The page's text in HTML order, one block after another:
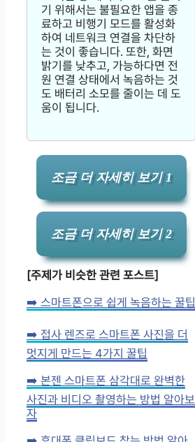
기 위해서는 불필요한 앱을 종
료하고 비행기 모드를 활성화
하여 네트워크 연결을 차단하
는 것이 좋습니다. 또한, 화면
밝기를 낮추고, 가능하다면 전
원 연결 상태에서 녹음하는 것
도 배터리 소모를 줄이는 데 도
움이 됩니다.
조금 더 자세히 보기 1
조금 더 자세히 보기 2
[주제가 비슷한 관련 포스트]
➡️ 스마트폰으로 쉽게 녹음하는 꿀팁
➡️ 접사 렌즈로 스마트폰 사진을 더
멋지게 만드는 4가지 꿀팁
➡️ 본젠 스마트폰 삼각대로 완벽한
사진과 비디오 촬영하는 방법 알아보
자